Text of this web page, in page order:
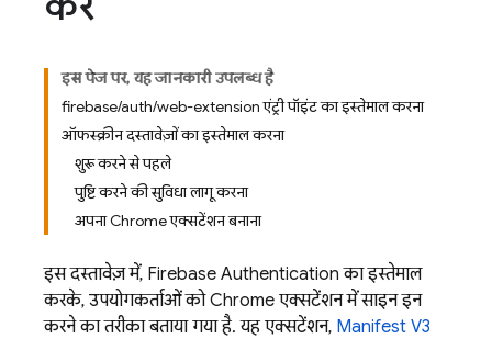
इस पेज पर, यह जानकारी उपलब्ध है
firebase/auth/web-extension एंट्री पॉइंट का इस्तेमाल करना
ऑफस्क्रीन दस्तावेज़ों का इस्तेमाल करना
शुरू करने से पहले
पुष्टि करने की सुविधा लागू करना
अपना Chrome एक्सटेंशन बनाना
इस दस्तावेज़ में, Firebase Authentication का इस्तेमाल
करके, उपयोगकर्ताओं को Chrome एक्सटेंशन में साइन इन
करने का तरीका बताया गया है. यह एक्सटेंशन, Manifest V3